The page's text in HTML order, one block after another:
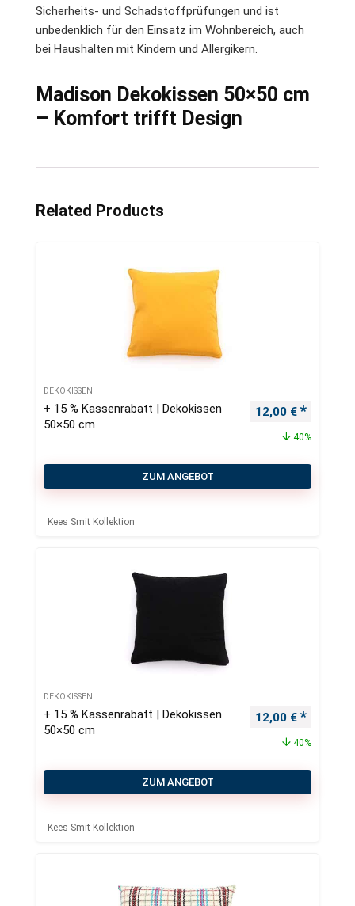
Sicherheits- und Schadstoffprüfungen und ist
unbedenklich für den Einsatz im Wohnbereich, auch
bei Haushalten mit Kindern und Allergikern.
Madison Dekokissen 50×50 cm
– Komfort trifft Design
Related Products
DEKOKISSEN
+ 15 % Kassenrabatt | Dekokissen
50×50 cm
Ursprünglicher
12,00 €
40%
ZUM ANGEBOT
Kees Smit Kollektion
DEKOKISSEN
+ 15 % Kassenrabatt | Dekokissen
50×50 cm
Ursprünglicher
12,00 €
40%
ZUM ANGEBOT
Kees Smit Kollektion